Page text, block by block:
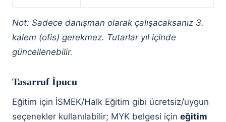
Not: Sadece danışman olarak çalışacaksanız 3.
kalem (ofis) gerekmez. Tutarlar yıl içinde
güncellenebilir.
Tasarruf İpucu
Eğitim için İSMEK/Halk Eğitim gibi ücretsiz/uygun
seçenekler kullanılabilir; MYK belgesi için eğitim